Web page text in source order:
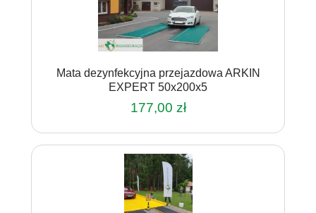
Mata dezynfekcyjna przejazdowa ARKIN
EXPERT 50x200x5
177,00 zł